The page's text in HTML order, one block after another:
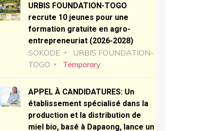
URBIS FOUNDATION-TOGO
recrute 10 jeunes pour une
formation gratuite en agro-
entrepreneuriat (2026-2028)
SOKODE
URBIS FOUNDATION-
TOGO
Temporary
APPEL À CANDIDATURES: Un
établissement spécialisé dans la
production et la distribution de
miel bio, basé à Dapaong, lance un